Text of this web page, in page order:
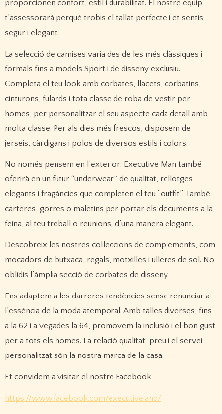
proporcionen confort, estil i durabilitat. El nostre equip
t’assessorarà perquè trobis el tallat perfecte i et sentis
segur i elegant.
La selecció de camises varia des de les més clàssiques i
formals fins a models Sport i de disseny exclusiu.
Completa el teu look amb corbates, llacets, corbatins,
cinturons, fulards i tota classe de roba de vestir per
homes, per personalitzar el seu aspecte cada detall amb
molta classe. Per als dies més frescos, disposem de
jerseis, càrdigans i polos de diversos estils i colors.
No només pensem en l’exterior: Executive Man també
oferirà en un futur “underwear” de qualitat, rellotges
elegants i fragàncies que completen el teu “outfit”. També
carteres, gorres o maletins per portar els documents a la
feina, al teu treball o reunions, d’una manera elegant.
Descobreix les nostres col·leccions de complements, com
mocadors de butxaca, regals, motxilles i ulleres de sol. No
oblidis l’àmplia secció de corbates de disseny.
Ens adaptem a les darreres tendències sense renunciar a
l’essència de la moda atemporal. Amb talles diverses, fins
a la 62 i a vegades la 64, promovem la inclusió i el bon gust
per a tots els homes. La relació qualitat-preu i el servei
personalitzat són la nostra marca de la casa.
Et convidem a visitar el nostre Facebook
https://www.facebook.com/executive.and/